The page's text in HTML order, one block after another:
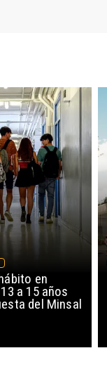
en
a 15 años
del Minsal